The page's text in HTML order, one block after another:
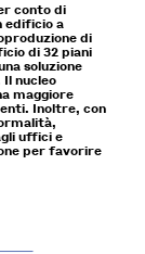
conto di
edificio a
di
di 32 piani
soluzione
nucleo
maggiore
Inoltre, con
uffici e
per favorire